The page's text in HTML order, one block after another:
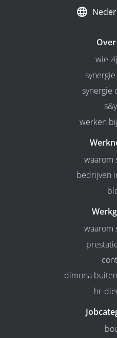
wie
synergie
werken
waarom
bedrijven
waarom
dimona
hr-